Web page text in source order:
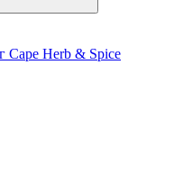
Cape Herb & Spice